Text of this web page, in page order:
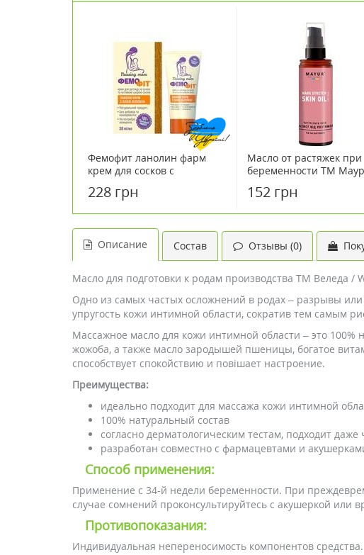
Фемофит ланолин фарм
крем для сосков с
228 грн
Масло от растяжек при
беременности ТМ
152 грн
Описание Состав Отзывы (0)
Масло для подготовки к родам производства ТМ Веледа
Одно из самых частых осложнений в родах – разрывы
упругость кожи интимной области, сократив тем самым
Массажное масло для кожи интимной области – это 100%
жожоба, а также масло зародышей пшеницы, богатое
способствует спокойствию и повішает настроение.
Преимущества:
идеально подходит для массажа кожи интимной
100% натуральный состав
согласно дерматологическим тестам, подходит даже
разработан совместно с фармацевтами и
Способ применения:
Применение с 34-й недели беременности. При
случае сомнений проконсультируйтесь с акушеркой или
Противопоказания:
Индивидуальная непереносимость компонентов средства.